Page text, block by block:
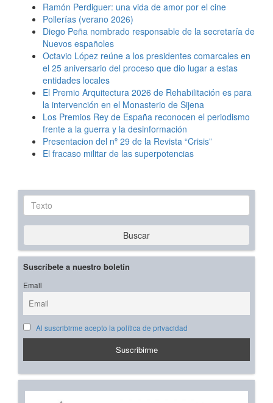
Ramón Perdiguer: una vida de amor por el cine
Pollerías (verano 2026)
Diego Peña nombrado responsable de la secretaría de
Nuevos españoles
Octavio López reúne a los presidentes comarcales en
el 25 aniversario del proceso que dio lugar a estas
entidades locales
El Premio Arquitectura 2026 de Rehabilitación es para
la intervención en el Monasterio de Sijena
Los Premios Rey de España reconocen el periodismo
frente a la guerra y la desinformación
Presentacion del nº 29 de la Revista “Crisis”
El fracaso militar de las superpotencias
Texto
Buscar
Suscríbete a nuestro boletín
Email
Al suscribirme acepto la política de privacidad